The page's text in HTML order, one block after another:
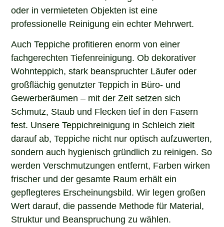
oder in vermieteten Objekten ist eine
professionelle Reinigung ein echter Mehrwert.
Auch Teppiche profitieren enorm von einer
fachgerechten Tiefenreinigung. Ob dekorativer
Wohnteppich, stark beanspruchter Läufer oder
großflächig genutzter Teppich in Büro- und
Gewerberäumen – mit der Zeit setzen sich
Schmutz, Staub und Flecken tief in den Fasern
fest. Unsere Teppichreinigung in Schleich zielt
darauf ab, Teppiche nicht nur optisch aufzuwerten,
sondern auch hygienisch gründlich zu reinigen. So
werden Verschmutzungen entfernt, Farben wirken
frischer und der gesamte Raum erhält ein
gepflegteres Erscheinungsbild. Wir legen großen
Wert darauf, die passende Methode für Material,
Struktur und Beanspruchung zu wählen.